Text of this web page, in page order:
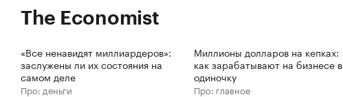
The Economist
«Все ненавидят миллиардеров»:
заслужены ли их состояния на
самом деле
Про: деньги
Миллионы долларов на кепках:
как зарабатывают на бизнесе в
одиночку
Про: главное